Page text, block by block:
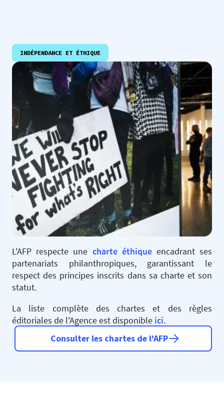
INDÉPENDANCE ET ÉTHIQUE
L'AFP respecte une charte éthiqueencadrant ses
partenariats philanthropiques, garantissant le
respect des principes inscrits dans sa charte et son
statut.
La liste complète des chartes et des règles
éditoriales de l'Agence est disponible ici.
Consulter les chartes de l'AFP